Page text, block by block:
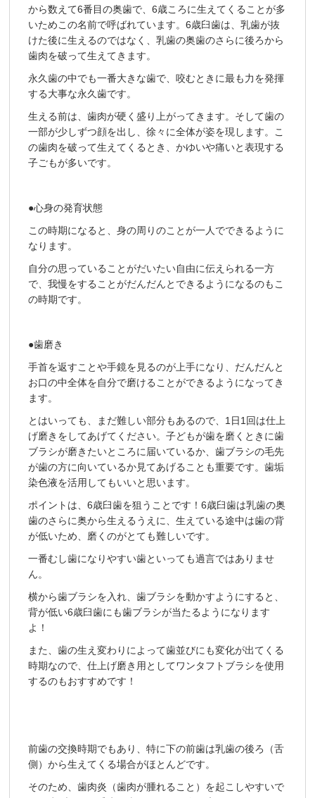
から数えて6番目の奥歯で、6歳ころに生えてくることが多
いためこの名前で呼ばれています。6歳臼歯は、乳歯が抜
けた後に生えるのではなく、乳歯の奥歯のさらに後ろから
歯肉を破って生えてきます。
永久歯の中でも一番大きな歯で、咬むときに最も力を発揮
する大事な永久歯です。
生える前は、歯肉が硬く盛り上がってきます。そして歯の
一部が少しずつ顔を出し、徐々に全体が姿を現します。こ
の歯肉を破って生えてくるとき、かゆいや痛いと表現する
子ごもが多いです。
●心身の発育状態
この時期になると、身の周りのことが一人でできるように
なります。
自分の思っていることがだいたい自由に伝えられる一方
で、我慢をすることがだんだんとできるようになるのもこ
の時期です。
●歯磨き
手首を返すことや手鏡を見るのが上手になり、だんだんと
お口の中全体を自分で磨けることができるようになってき
ます。
とはいっても、まだ難しい部分もあるので、1日1回は仕上
げ磨きをしてあげてください。子どもが歯を磨くときに歯
ブラシが磨きたいところに届いているか、歯ブラシの毛先
が歯の方に向いているか見てあげることも重要です。歯垢
染色液を活用してもいいと思います。
ポイントは、6歳臼歯を狙うことです！6歳臼歯は乳歯の奥
歯のさらに奥から生えるうえに、生えている途中は歯の背
が低いため、磨くのがとても難しいです。
一番むし歯になりやすい歯といっても過言ではありませ
ん。
横から歯ブラシを入れ、歯ブラシを動かすようにすると、
背が低い6歳臼歯にも歯ブラシが当たるようになります
よ！
また、歯の生え変わりによって歯並びにも変化が出てくる
時期なので、仕上げ磨き用としてワンタフトブラシを使用
するのもおすすめです！
前歯の交換時期でもあり、特に下の前歯は乳歯の後ろ（舌
側）から生えてくる場合がほとんどです。
そのため、歯肉炎（歯肉が腫れること）を起こしやすいで